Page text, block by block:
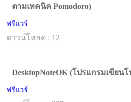
ตามเทคนิค Pomodoro)
ฟรีแวร์
ดาวน์โหลด : 12
DesktopNoteOK (โปรแกรมเขียน
ฟรีแวร์